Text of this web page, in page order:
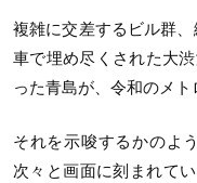
複雑に交差するビル群、
車で埋め尽くされた大
った青島が、令和のメ
それを示唆するかのよ
次々と画面に刻まれて